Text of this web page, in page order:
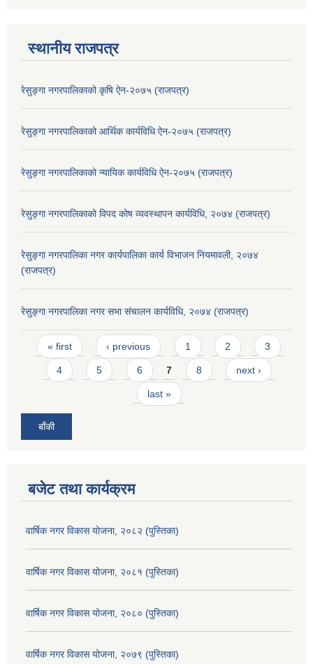
स्थानीय राजपत्र
रेसुङ्गा नगरपालिकाको कृषि ऐन-२०७५ (राजपत्र)
रेसुङ्गा नगरपालिकाको आर्थिक कार्यविधि ऐन-२०७५ (राजपत्र)
रेसुङ्गा नगरपालिकाको न्यायिक कार्यविधि ऐन-२०७५ (राजपत्र)
रेसुङ्गा नगरपालिकाको विपद कोष व्यवस्थापन कार्यविधि, २०७४ (राजपत्र)
रेसुङ्गा नगरपालिका नगर कार्यपालिका कार्य विभाजन नियमावली, २०७४
(राजपत्र)
रेसुङ्गा नगरपालिका नगर सभा संचालन कार्यविधि, २०७४ (राजपत्र)
Pages
« first ‹ previous 1 2 3
4 5 6 7 8 next ›
last »
बाँकी
बजेट तथा कार्यक्रम
वार्षिक नगर विकास योजना, २०८२ (पुस्तिका)
वार्षिक नगर विकास योजना, २०८१ (पुस्तिका)
वार्षिक नगर विकास योजना, २०८० (पुस्तिका)
वार्षिक नगर विकास योजना, २०७९ (पुस्तिका)